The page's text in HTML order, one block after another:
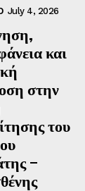
July 4, 2026
και
στην
του
–